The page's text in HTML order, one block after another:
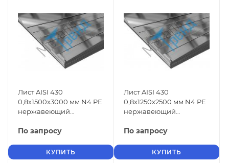
Лист AISI 430
0,8x1500x3000 мм N4 РЕ
нержавеющий
По запросу
КУПИТЬ
Лист AISI 430
0,8x1250x2500 мм N4 РЕ
нержавеющий
По запросу
КУПИТЬ